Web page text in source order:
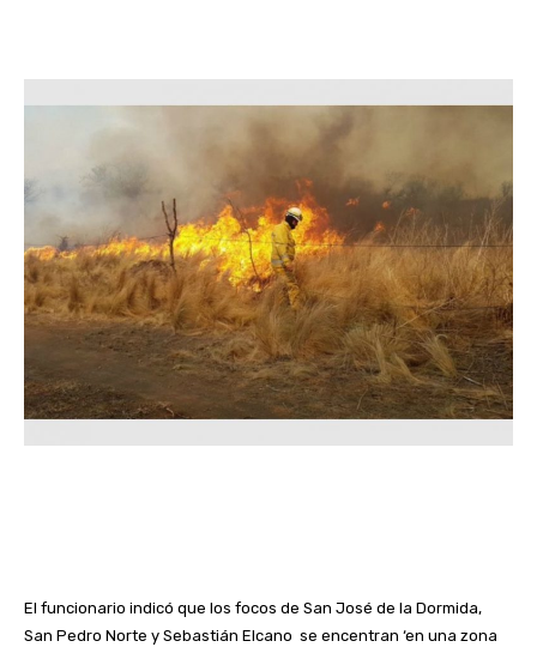
El funcionario indicó que los focos de San José de la Dormida,
San Pedro Norte y Sebastián Elcano se encentran ‘en una zona